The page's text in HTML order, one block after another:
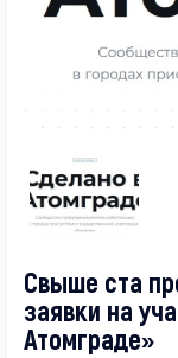
Свыше ста
заявки на
Атомграде»